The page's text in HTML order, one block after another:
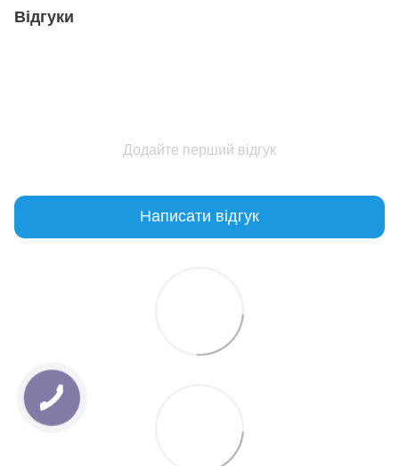
Відгуки
Додайте перший відгук
Написати відгук